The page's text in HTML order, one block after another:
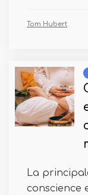
Tom Hubert
La
conscience